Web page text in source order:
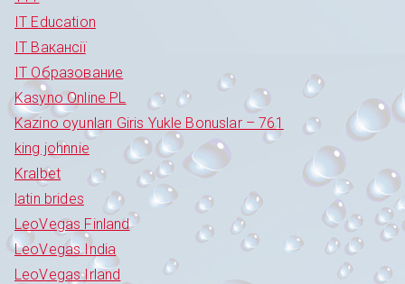
IT Education
IT Вакансії
IT Образование
Kasyno Online PL
Kazino oyunları Giris Yukle Bonuslar – 761
king johnnie
Kralbet
latin brides
LeoVegas Finland
LeoVegas India
LeoVegas Irland